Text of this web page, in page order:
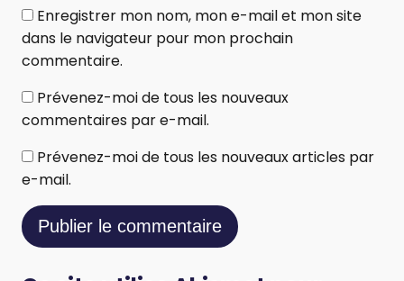
Enregistrer mon nom, mon e-mail et mon site
dans le navigateur pour mon prochain
commentaire.
Prévenez-moi de tous les nouveaux
commentaires par e-mail.
Prévenez-moi de tous les nouveaux articles par
e-mail.